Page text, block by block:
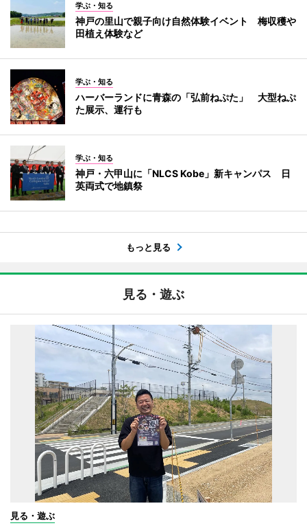
学ぶ・知る
神戸の里山で親子向け自然体験イベント 梅収穫や
田植え体験など
学ぶ・知る
ハーバーランドに青森の「弘前ねぷた」 大型ねぷ
た展示、運行も
学ぶ・知る
神戸・六甲山に「NLCS Kobe」新キャンパス 日
英両式で地鎮祭
もっと見る
見る・遊ぶ
見る・遊ぶ